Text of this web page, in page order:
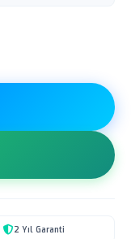
2 Yıl Garanti